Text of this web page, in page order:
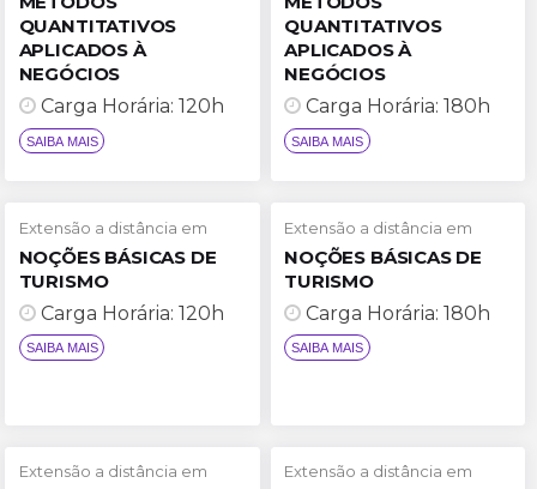
SAIBA MAIS
QUANTITATIVOS
APLICADOS À
NEGÓCIOS
Carga Horária: 120h
QUANTITATIVOS
APLICADOS À
NEGÓCIOS
Carga Horária: 180h
Extensão a distância em
NOÇÕES BÁSICAS DE
TURISMO
Carga Horária: 120h
Extensão a distância em
NOÇÕES BÁSICAS DE
TURISMO
Carga Horária: 180h
Extensão a distância em Extensão a distância em